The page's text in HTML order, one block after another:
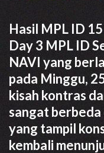
Hasil MPL ID
Day 3 MPL ID
NAVI yang
pada Minggu,
kisah kontras
sangat berbeda
yang tampil
kembali